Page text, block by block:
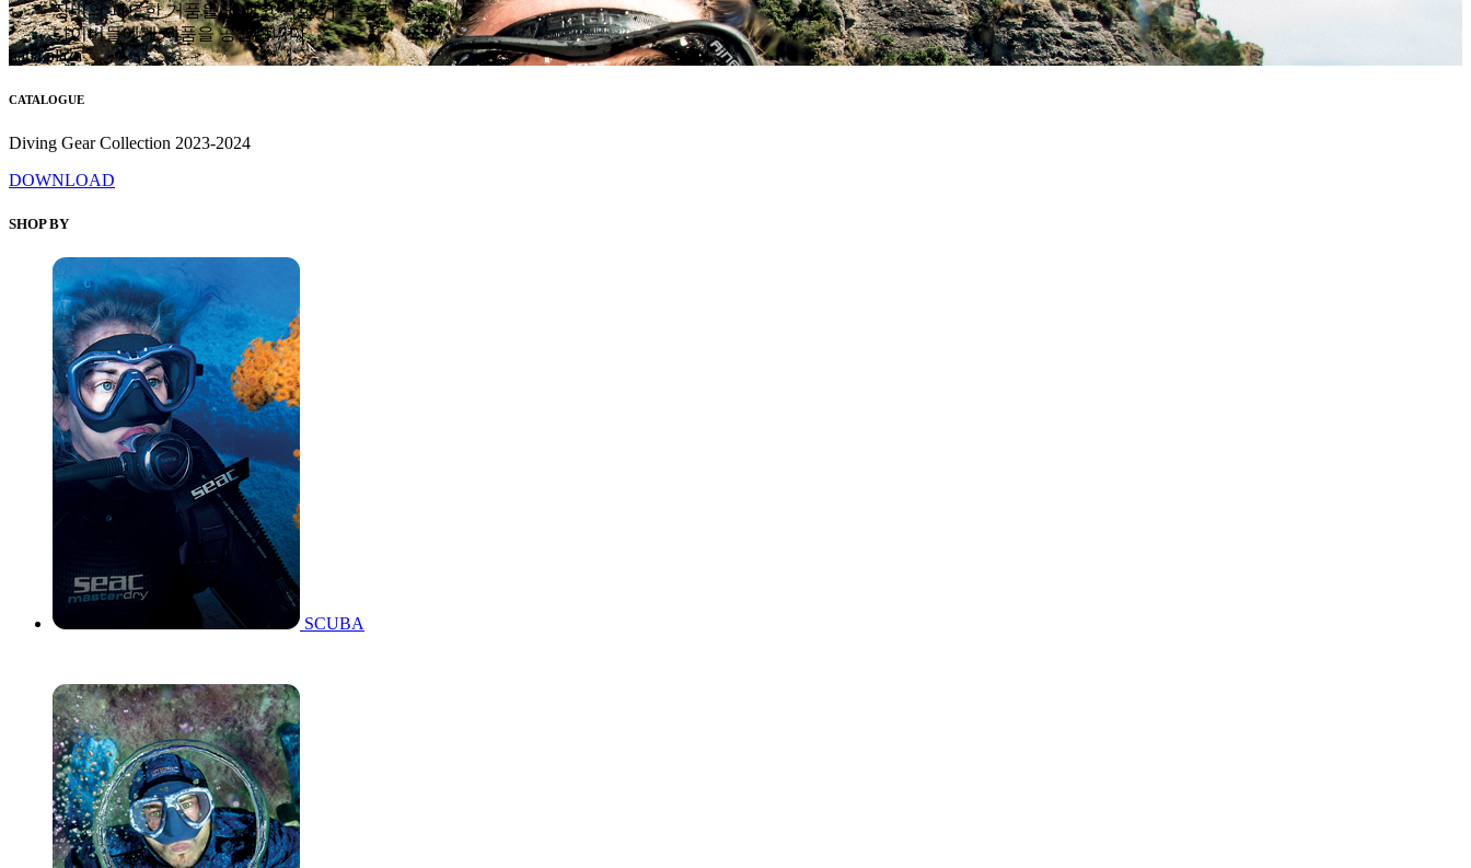
장비의 과도한 거품을 없애고 착한 가격으로
다이버들에게 제품을 공급합니다.
hana plaza
CATALOGUE
Diving Gear Collection 2023-2024
DOWNLOAD
SHOP BY
SCUBA